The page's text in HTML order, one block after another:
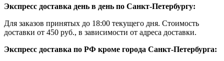
Экспресс доставка день в день по Санкт-Петербургу:
Для заказов принятых до 18:00 текущего дня. Стоимость
доставки от 450 руб., в зависимости от адреса доставки.
Экспресс доставка по РФ кроме города Санкт-Петербурга: